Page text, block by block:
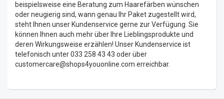
beispielsweise eine Beratung zum Haarefärben wünschen
oder neugierig sind, wann genau Ihr Paket zugestellt wird,
steht Ihnen unser Kundenservice gerne zur Verfügung. Sie
können Ihnen auch mehr über Ihre Lieblingsprodukte und
deren Wirkungsweise erzählen! Unser Kundenservice ist
telefonisch unter 033 258 43 43 oder über
customercare@shops4youonline.com erreichbar.